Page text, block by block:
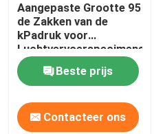
95Kpa zakken
95kPa de Zak van het
de Zak van 95kPa
Aangepaste Grootte 95
de Zakken van de
kPadruk voor
Luchtvervoerspecimens
verpakking
Beste prijs
Contacteer ons